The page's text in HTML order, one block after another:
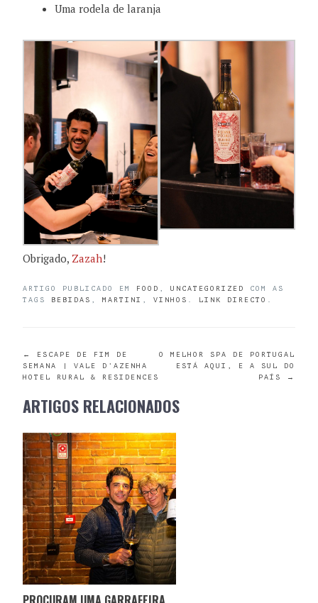
Uma rodela de laranja
Obrigado, Zazah!
ARTIGO PUBLICADO EM FOOD UNCATEGORIZED
COM AS
TAGS BEBIDAS MARTINI VINHOS LINK DIRECTO
POST
NAVIGATION
←
ESCAPE DE FIM DE
SEMANA | VALE D’AZENHA
HOTEL RURAL & RESIDENCES
O MELHOR SPA DE PORTUGAL
ESTÁ AQUI, E A SUL DO
PAÍS
→
ARTIGOS RELACIONADOS